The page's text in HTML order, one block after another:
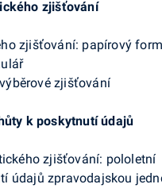
zjišťování
zjišťování: papírový
výběrové zjišťování
k poskytnutí údajů
zjišťování: pololetní
údajů zpravodajskou